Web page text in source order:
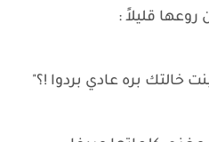
قليلاً :
خالتك بره عادي بردوا !؟"